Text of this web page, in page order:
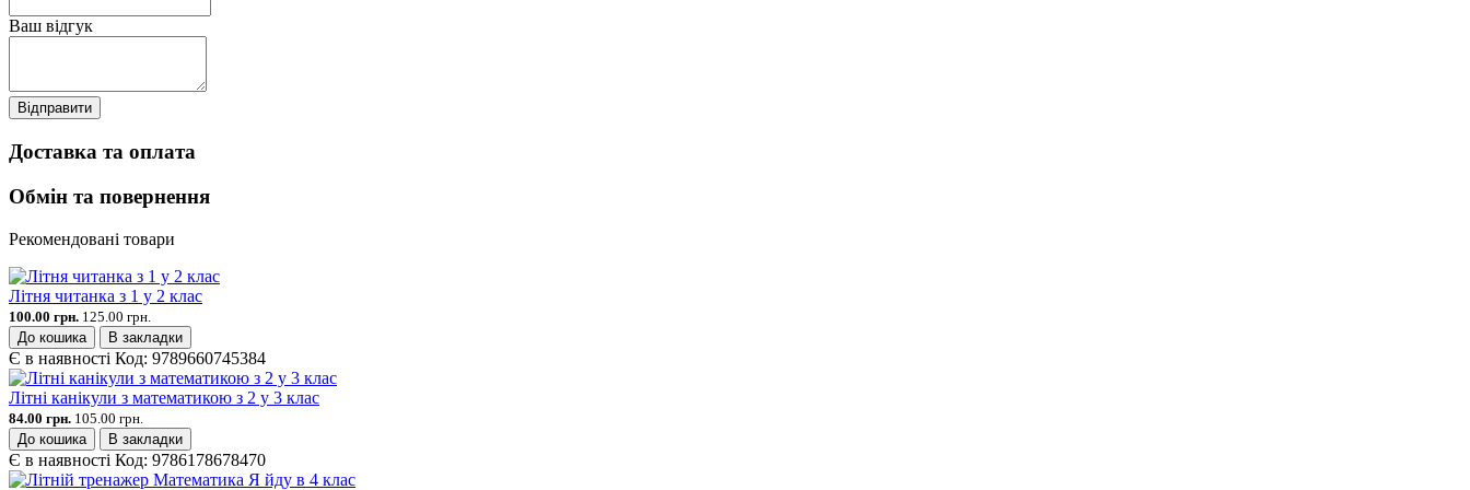
Ваш відгук
Відправити
Доставка та оплата
Обмін та повернення
Рекомендовані товари
Літня читанка з 1 у 2 клас
100.00 грн. 125.00 грн.
До кошика
В закладки
Є в наявності Код: 9789660745384
Літні канікули з математикою з 2 у 3 клас
84.00 грн. 105.00 грн.
До кошика
В закладки
Є в наявності Код: 9786178678470